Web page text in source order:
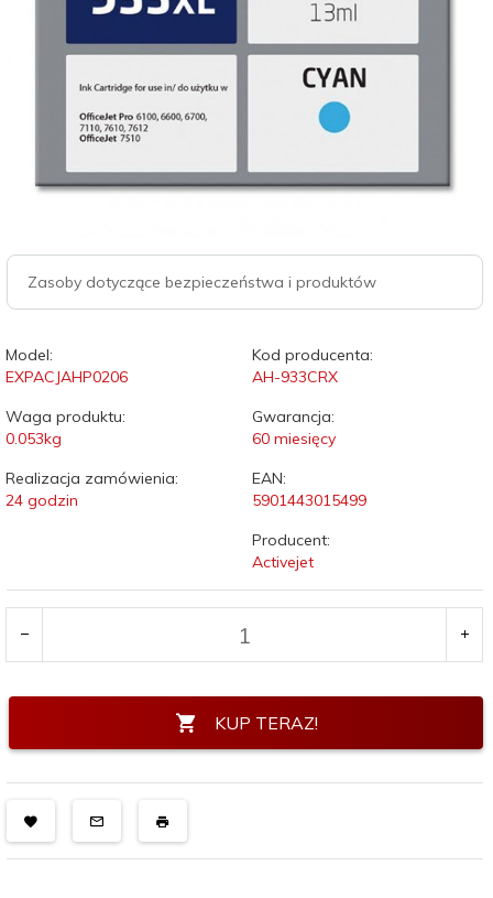
Zasoby dotyczące bezpieczeństwa i produktów
Model:
EXPACJAHP0206
Kod producenta:
AH-933CRX
Waga produktu:
0.053kg
Gwarancja:
60 miesięcy
Realizacja zamówienia:
24 godzin
EAN:
5901443015499
Producent:
Activejet
KUP TERAZ!